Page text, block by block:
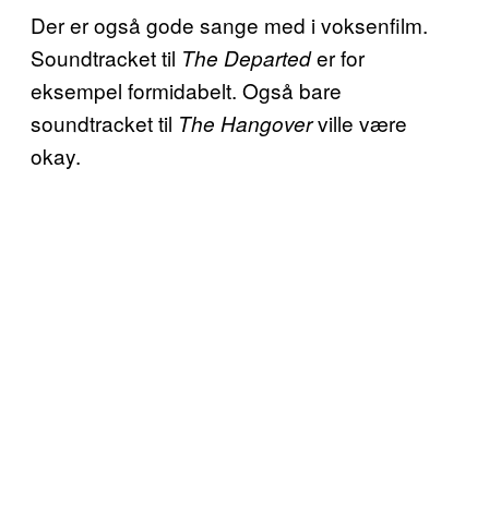
Der er også gode sange med i voksenfilm.
Soundtracket til The Departeder for
eksempel formidabelt. Også bare
soundtracket til The Hangoverville være
okay.